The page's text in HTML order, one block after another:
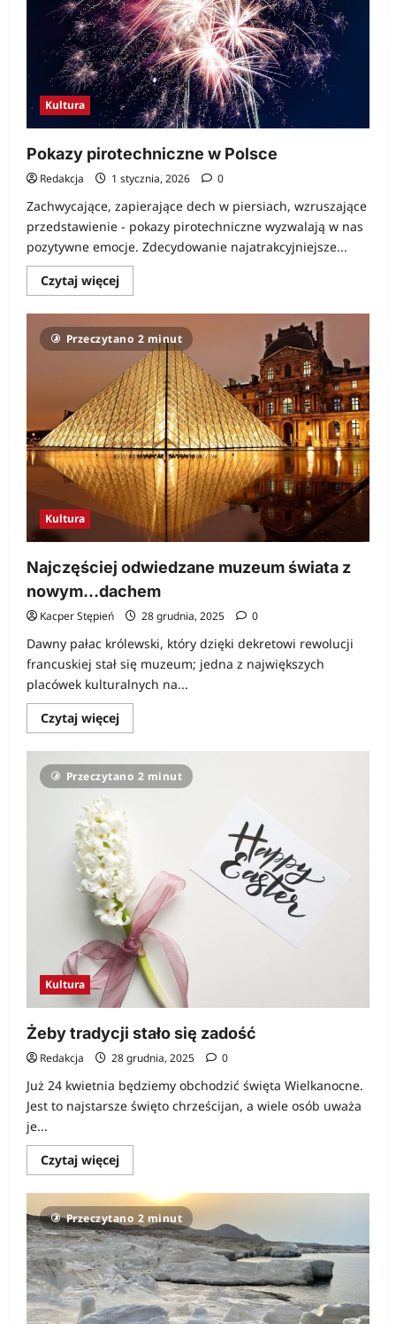
Kultura
Pokazy pirotechniczne w Polsce
Redakcja 1 stycznia, 2026 0
Zachwycające, zapierające dech w piersiach, wzruszające
przedstawienie - pokazy pirotechniczne wyzwalają w nas
pozytywne emocje. Zdecydowanie najatrakcyjniejsze...
Czytaj więcejDowiedz
się
o
Pokazy
pirotechniczne
w
Polsce
Przeczytano 2 minut
Kultura
Najczęściej odwiedzane muzeum świata z
nowym…dachem
Kacper Stępień 28 grudnia, 2025 0
Dawny pałac królewski, który dzięki dekretowi rewolucji
francuskiej stał się muzeum; jedna z największych
placówek kulturalnych na...
Czytaj więcejDowiedz
się
o
Najczęściej
odwiedzane
muzeum
z
nowym…
dachem
Przeczytano 2 minut
Kultura
Żeby tradycji stało się zadość
Redakcja 28 grudnia, 2025 0
Już 24 kwietnia będziemy obchodzić święta Wielkanocne.
Jest to najstarsze święto chrześcijan, a wiele osób uważa
je...
Czytaj więcejDowiedz
się
o
Żeby
tradycji
stało
się
zadość
Przeczytano 2 minut